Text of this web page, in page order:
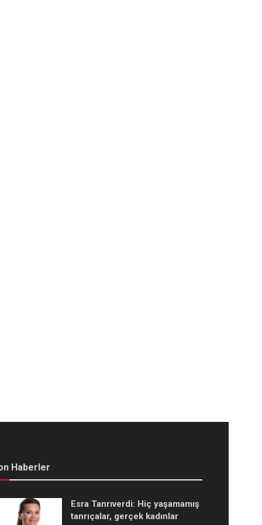
Haberler
Esra Tanrıverdi: Hiç yaşamamış
tanrıçalar, gerçek kadınlar